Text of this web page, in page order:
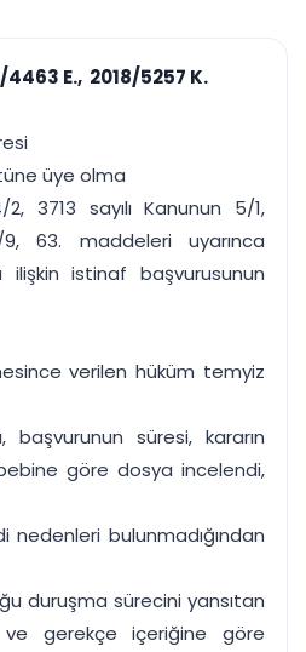
takibi
yönetim
finansa, hepsi bir arada.
Ücretsiz Başlayın
E., 2018/5257 K.
üye olma
3713 sayılı Kanunun 5/1,
63. maddeleri uyarınca
ilişkin istinaf başvurusunun
verilen hüküm temyiz
başvurunun süresi, kararın
göre dosya incelendi,
bulunmadığından
duruşma sürecini yansıtan
gerekçe içeriğine göre